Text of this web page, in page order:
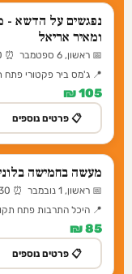
נפגשים על הדשא -
ומאיר אריאל
📅 ראשון, 6 ספטמבר ⏰ 21:00
📍 ג'מס ביר פקטורי פתח
105 ₪
📋 פרטים נוספים
מעשה בחמישה
📅 ראשון, 1 נובמבר ⏰ 17:30
📍 היכל התרבות פתח
85 ₪
📋 פרטים נוספים